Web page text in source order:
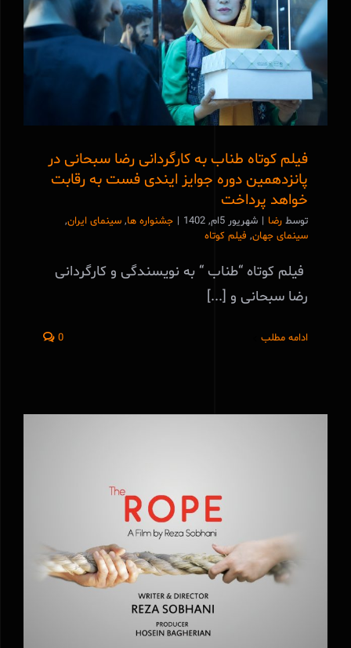
فیلم کوتاه طناب به کارگردانی رضا سبحانی در
پانزدهمین دوره جوایز ایندی فست به رقابت
خواهد پرداخت
فیلم کوتاه طناب به کارگردانی رضا سبحانی در
پانزدهمین دوره جوایز ایندی فست به رقابت
خواهد پرداخت
توسط رضا | شهریور 5ام, 1402 | جشنواره ها, سینمای ایران,
سینمای جهان, فیلم کوتاه
فیلم کوتاه “طناب “ به نویسندگی و کارگردانی
رضا سبحانی و [...]
ادامه مطلب 0
اولین حضور بین المللی فیلم کوتاه “طناب “ به